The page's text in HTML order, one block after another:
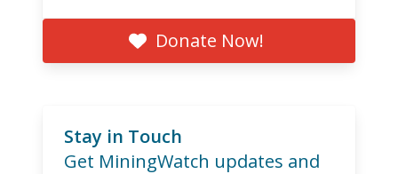
Donate Now!
Stay in Touch
Get MiningWatch updates and